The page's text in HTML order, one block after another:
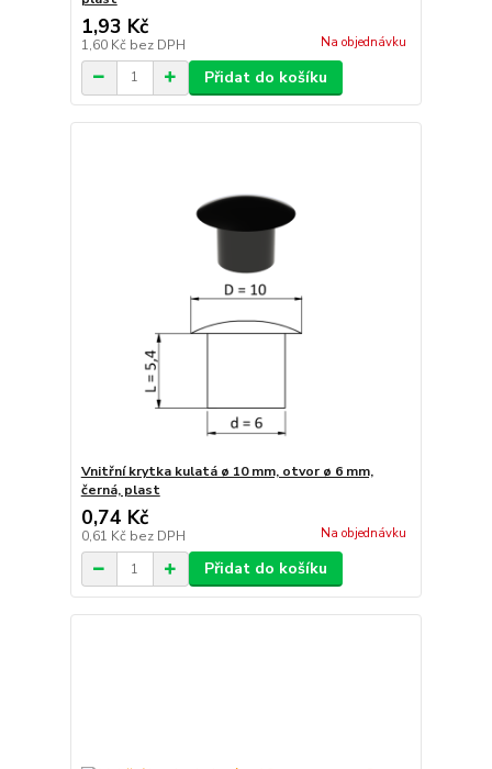
1,93 Kč
1,60 Kč bez DPH Na objednávku
Přidat do košíku
Vnitřní krytka kulatá ø 10 mm, otvor ø 6 mm,
černá, plast
0,74 Kč
0,61 Kč bez DPH Na objednávku
Přidat do košíku